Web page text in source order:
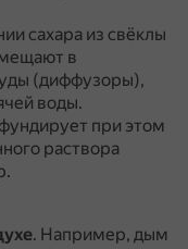
сахара из свёклы
в
(диффузоры),
воды.
при этом
раствора
. Например, дым